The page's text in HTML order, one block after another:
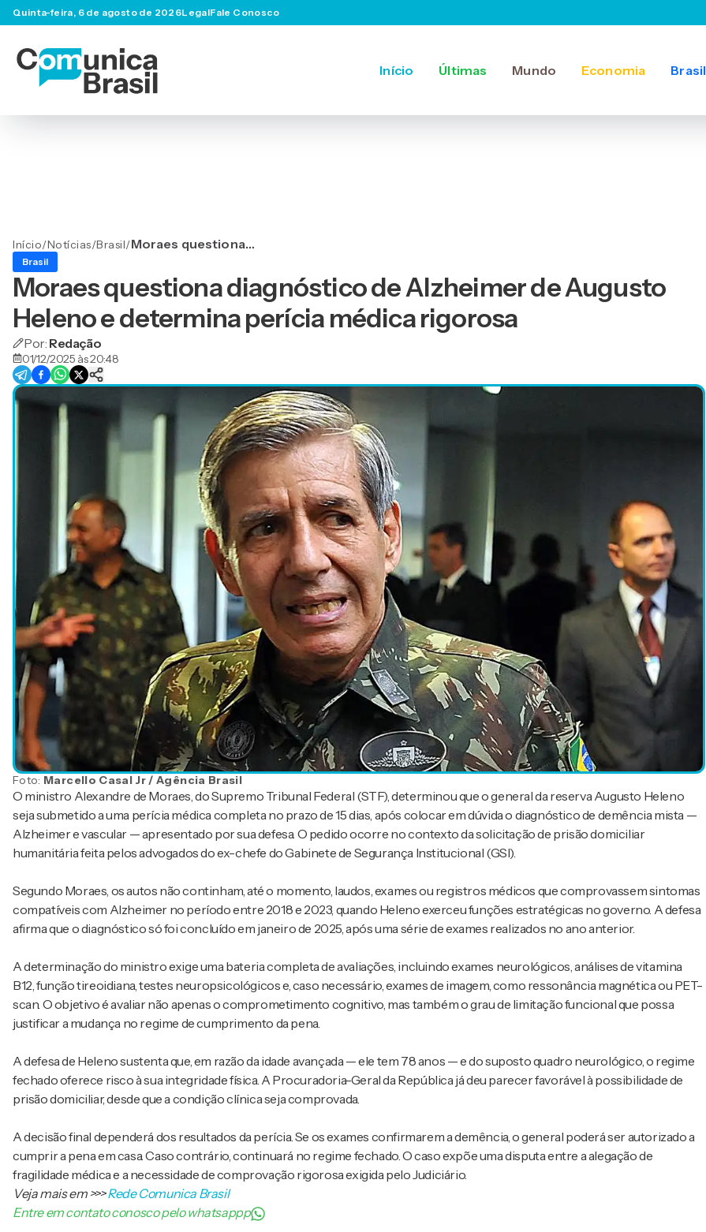
Quinta-feira, 6 de agosto de 2026LegalFale Conosco
Início Últimas Mundo Economia Brasil
Início/Notícias/Brasil/Moraes questiona
de Augusto Heleno e
determina perícia médica
Brasil
Moraes questiona diagnóstico de Alzheimer de Augusto
Heleno e determina perícia médica rigorosa
Por: Redação
01/12/2025 às 20:48
Foto: Marcello Casal Jr / Agência Brasil
O ministro Alexandre de Moraes, do Supremo Tribunal Federal (STF), determinou que o general da reserva Augusto Heleno
seja submetido a uma perícia médica completa no prazo de 15 dias, após colocar em dúvida o diagnóstico de demência mista —
Alzheimer e vascular — apresentado por sua defesa. O pedido ocorre no contexto da solicitação de prisão domiciliar
humanitária feita pelos advogados do ex-chefe do Gabinete de Segurança Institucional (GSI).
Segundo Moraes, os autos não continham, até o momento, laudos, exames ou registros médicos que comprovassem sintomas
compatíveis com Alzheimer no período entre 2018 e 2023, quando Heleno exerceu funções estratégicas no governo. A defesa
afirma que o diagnóstico só foi concluído em janeiro de 2025, após uma série de exames realizados no ano anterior.
A determinação do ministro exige uma bateria completa de avaliações, incluindo exames neurológicos, análises de vitamina
B12, função tireoidiana, testes neuropsicológicos e, caso necessário, exames de imagem, como ressonância magnética ou PET-
scan. O objetivo é avaliar não apenas o comprometimento cognitivo, mas também o grau de limitação funcional que possa
justificar a mudança no regime de cumprimento da pena.
A defesa de Heleno sustenta que, em razão da idade avançada — ele tem 78 anos — e do suposto quadro neurológico, o regime
fechado oferece risco à sua integridade física. A Procuradoria-Geral da República já deu parecer favorável à possibilidade de
prisão domiciliar, desde que a condição clínica seja comprovada.
A decisão final dependerá dos resultados da perícia. Se os exames confirmarem a demência, o general poderá ser autorizado a
cumprir a pena em casa. Caso contrário, continuará no regime fechado. O caso expõe uma disputa entre a alegação de
fragilidade médica e a necessidade de comprovação rigorosa exigida pelo Judiciário.
Veja mais em>>>Rede Comunica Brasil
Entre em contato conosco pelo whatsappp